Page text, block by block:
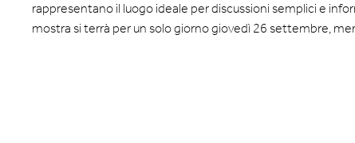
rappresentano il luogo ideale per discussioni semplici e
mostra si terrà per un solo giorno giovedì 26 settembre,